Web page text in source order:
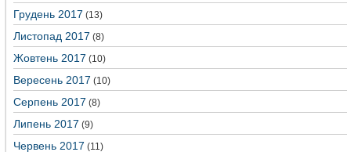
Грудень 2017 (13)
Листопад 2017 (8)
Жовтень 2017 (10)
Вересень 2017 (10)
Серпень 2017 (8)
Липень 2017 (9)
Червень 2017 (11)